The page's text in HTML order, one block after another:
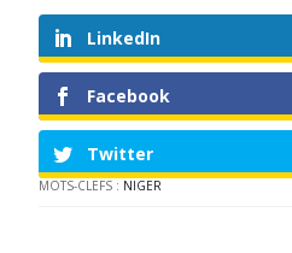
LinkedIn
Facebook
Twitter
MOTS-CLEFS : NIGER